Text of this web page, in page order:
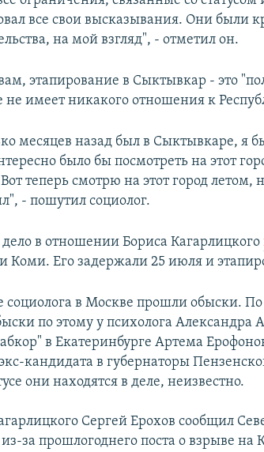
все свои высказывания. Они были
на мой взгляд", - отметил он.
этапирование в Сыктывкар - это
не имеет никакого отношения к
месяцев назад был в Сыктывкаре, я
было бы посмотреть на этот
теперь смотрю на этот город
- пошутил социолог.
дело в отношении Бориса Кагарлицкого
Коми. Его задержали 25 июля и
социолога в Москве прошли обыски.
по этому у психолога Александра
в Екатеринбурге Артема
кандидата в губернаторы
они находятся в деле, неизвестно.
Сергей Ерохов сообщил
из-за прошлогоднего поста о взрыве